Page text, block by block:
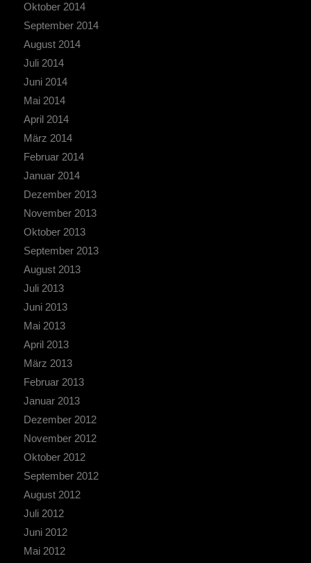
Oktober 2014
September 2014
August 2014
Juli 2014
Juni 2014
Mai 2014
April 2014
März 2014
Februar 2014
Januar 2014
Dezember 2013
November 2013
Oktober 2013
September 2013
August 2013
Juli 2013
Juni 2013
Mai 2013
April 2013
März 2013
Februar 2013
Januar 2013
Dezember 2012
November 2012
Oktober 2012
September 2012
August 2012
Juli 2012
Juni 2012
Mai 2012